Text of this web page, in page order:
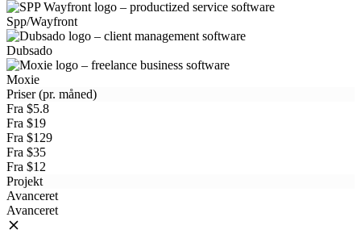
Spp/Wayfront
Dubsado
Moxie
Priser (pr. måned)
Fra $5.8
Fra $19
Fra $129
Fra $35
Fra $12
Projekt
Avanceret
Avanceret